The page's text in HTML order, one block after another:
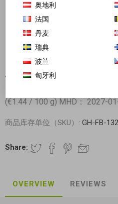
千粉西施 新疆炒米粉 中辣
(€1.44 / 100 g) MHD： 2027-
商品库存单位（SKU）: GH-FB-
Share:
OVERVIEW REVIEWS
奥地利
法国
丹麦
瑞典
波兰
匈牙利